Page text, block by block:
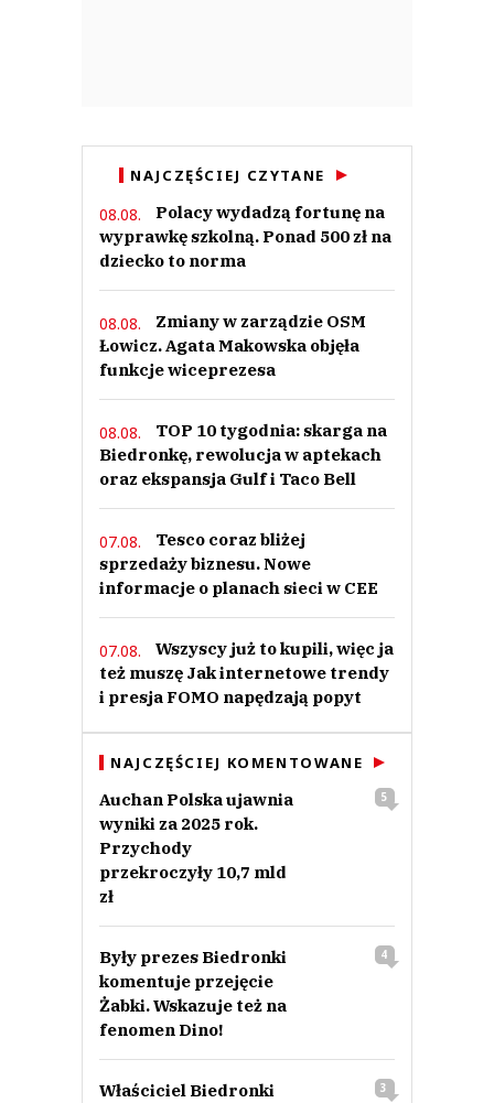
NAJCZĘŚCIEJ CZYTANE
08.08.
Polacy wydadzą fortunę na
wyprawkę szkolną. Ponad 500 zł na
dziecko to norma
08.08.
Zmiany w zarządzie OSM
Łowicz. Agata Makowska objęła
funkcje wiceprezesa
08.08.
TOP 10 tygodnia: skarga na
Biedronkę, rewolucja w aptekach
oraz ekspansja Gulf i Taco Bell
07.08.
Tesco coraz bliżej
sprzedaży biznesu. Nowe
informacje o planach sieci w CEE
07.08.
Wszyscy już to kupili, więc ja
też muszę Jak internetowe trendy
i presja FOMO napędzają popyt
NAJCZĘŚCIEJ KOMENTOWANE
Auchan Polska ujawnia
wyniki za 2025 rok.
Przychody
przekroczyły 10,7 mld
zł
5
Były prezes Biedronki
komentuje przejęcie
Żabki. Wskazuje też na
fenomen Dino!
4
Właściciel Biedronki
3